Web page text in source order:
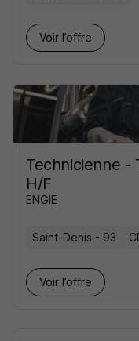
Voir l’offre
Technicienne -
H/F
ENGIE
Saint-Denis - 93
Voir l’offre